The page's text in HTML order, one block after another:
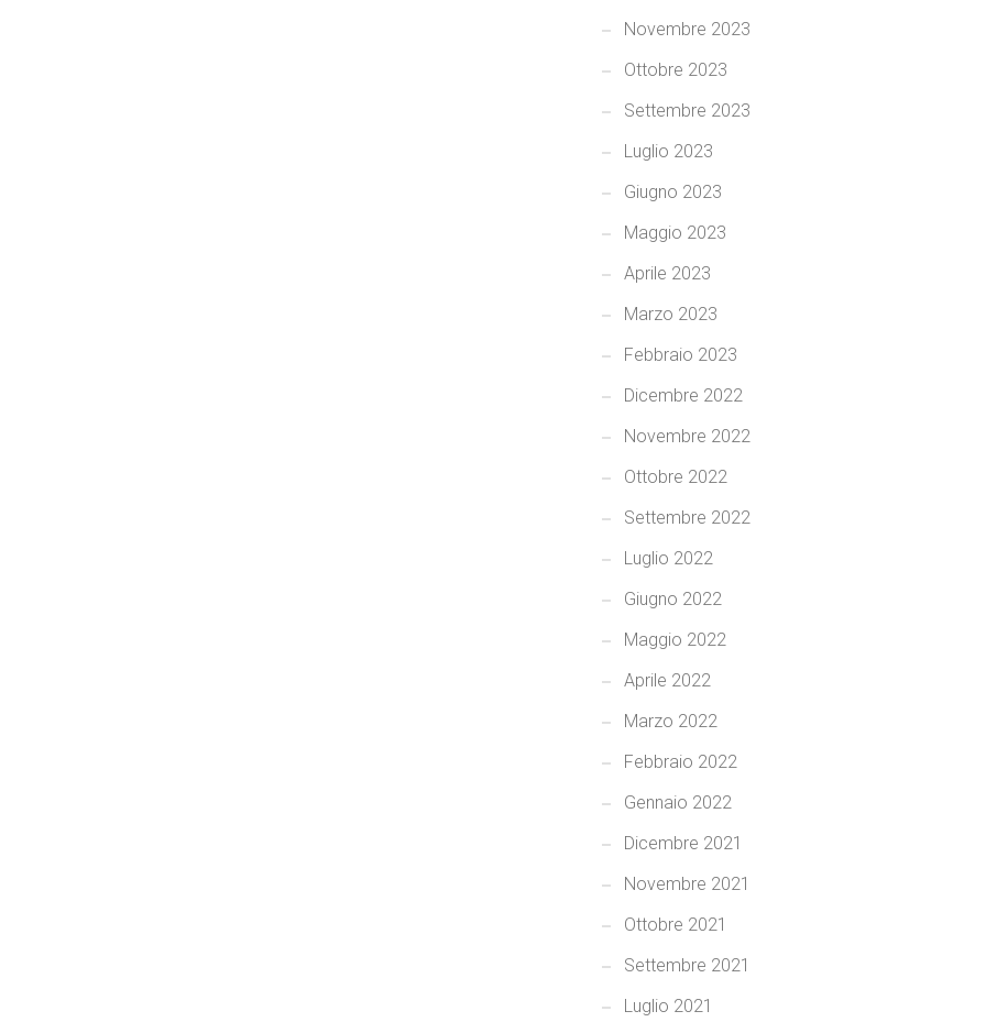
Novembre 2023
Ottobre 2023
Settembre 2023
Luglio 2023
Giugno 2023
Maggio 2023
Aprile 2023
Marzo 2023
Febbraio 2023
Dicembre 2022
Novembre 2022
Ottobre 2022
Settembre 2022
Luglio 2022
Giugno 2022
Maggio 2022
Aprile 2022
Marzo 2022
Febbraio 2022
Gennaio 2022
Dicembre 2021
Novembre 2021
Ottobre 2021
Settembre 2021
Luglio 2021